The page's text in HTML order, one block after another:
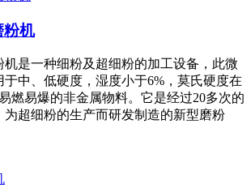
粉机
机是一种细粉及超细粉的加工设备，此微
于中、低硬度，湿度小于6%，莫氏硬度在
燃易爆的非金属物料。它是经过20多次的
为超细粉的生产而研发制造的新型磨粉